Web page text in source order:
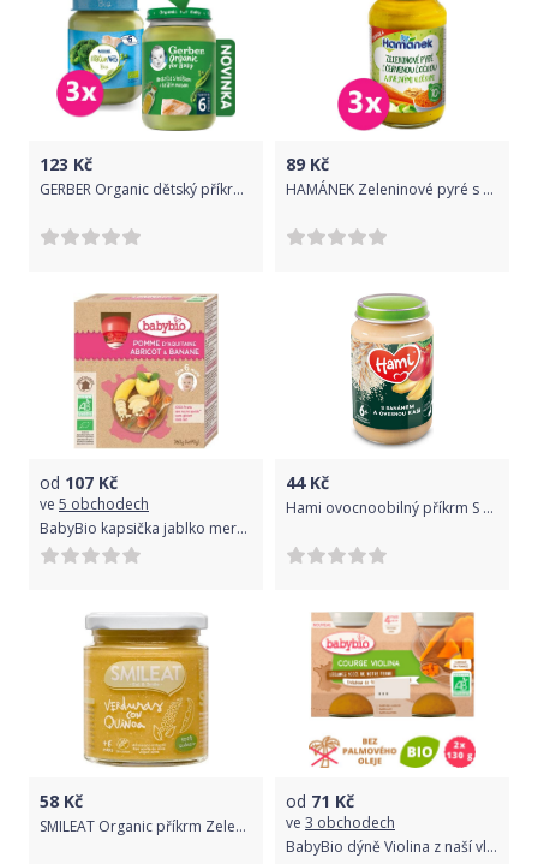
123 Kč
GERBER Organic dětský příkrm brokolice s hráškem a krutím masem​ ​3 x 190 g​
89 Kč
HAMÁNEK Zeleninové pyré s červenou čočkou a ovesnými vločkami 3 × 230 g
od 107 Kč
ve 5 obchodech
BabyBio kapsička jablko meruňka banán 4x90g
44Kč
Hami ovocnoobilný příkrm S banánem a ovesnou kaší 190 g
58 Kč
SMILEAT Organic příkrm Zelenina s Quinoou 230 g, 6m+
od 71 Kč
ve 3 obchodech
BabyBio dýně Violina z naší vlastní ekofarmy 2x130 g